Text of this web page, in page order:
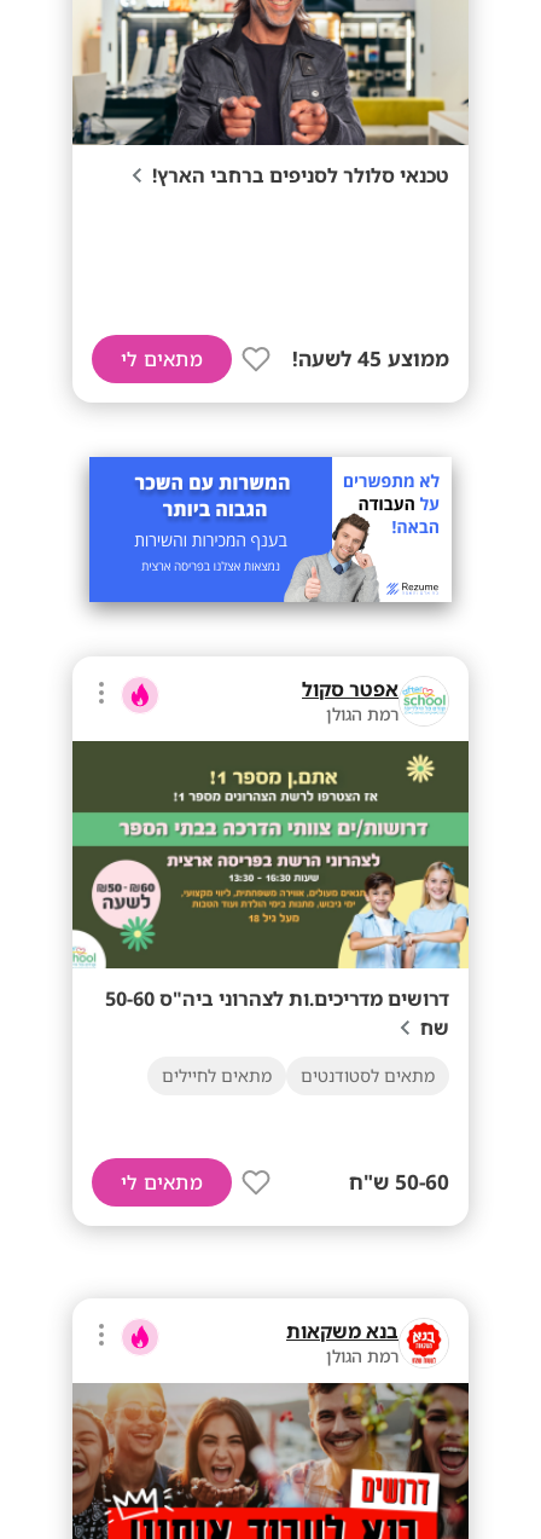
טכנאי סלולר לסניפים ברחבי הארץ!
ממוצע 45 לשעה! מתאים לי
אפטר סקול
רמת הגולן
דרושים מדריכים.ות לצהרוני ביה"ס 50-60
שח
מתאים לסטודנטים מתאים לחיילים
50-60 ש"ח מתאים לי
בנא משקאות
רמת הגולן